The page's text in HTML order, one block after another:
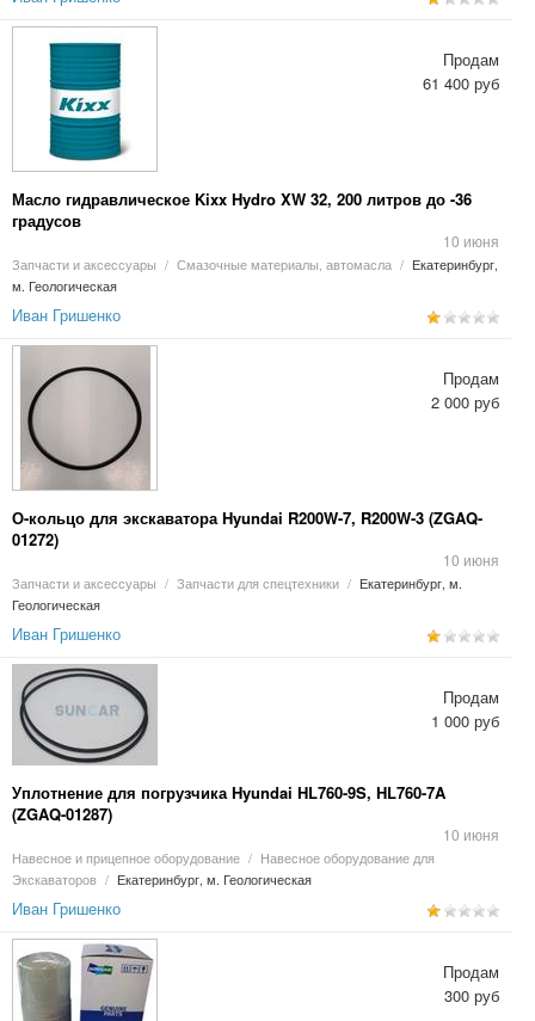
Масло гидравлическое Kixx Hydro XW 32, 200 литров до -36
градусов
10 июня
Запчасти и аксессуары / Смазочные материалы, автомасла / Екатеринбург,
м. Геологическая
Продам
61 400 руб
Иван Гришенко
О-кольцо для экскаватора Hyundai R200W-7, R200W-3 (ZGAQ-
01272)
10 июня
Запчасти и аксессуары / Запчасти для спецтехники / Екатеринбург, м.
Геологическая
Продам
2 000 руб
Иван Гришенко
Уплотнение для погрузчика Hyundai HL760-9S, HL760-7A
(ZGAQ-01287)
10 июня
Навесное и прицепное оборудование / Навесное оборудование для
Экскаваторов / Екатеринбург, м. Геологическая
Продам
1 000 руб
Иван Гришенко
Продам
300 руб